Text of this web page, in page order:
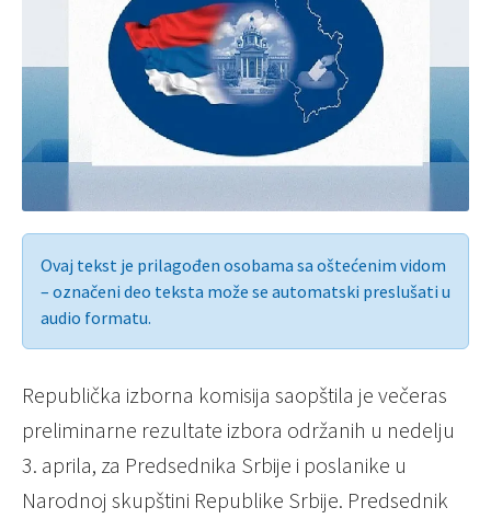
Ovaj tekst je prilagođen osobama sa oštećenim vidom
– označeni deo teksta može se automatski preslušati u
audio formatu.
Republička izborna komisija saopštila je večeras
preliminarne rezultate izbora održanih u nedelju
3. aprila, za Predsednika Srbije i poslanike u
Narodnoj skupštini Republike Srbije. Predsednik